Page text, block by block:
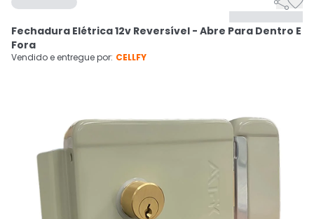
 Departamentos
Cupons
CADASTRE-SE
Fechadura Elétrica 12v Reversível - Abre Para Dentro E
Fora
Vendido e entregue por: CELLFY